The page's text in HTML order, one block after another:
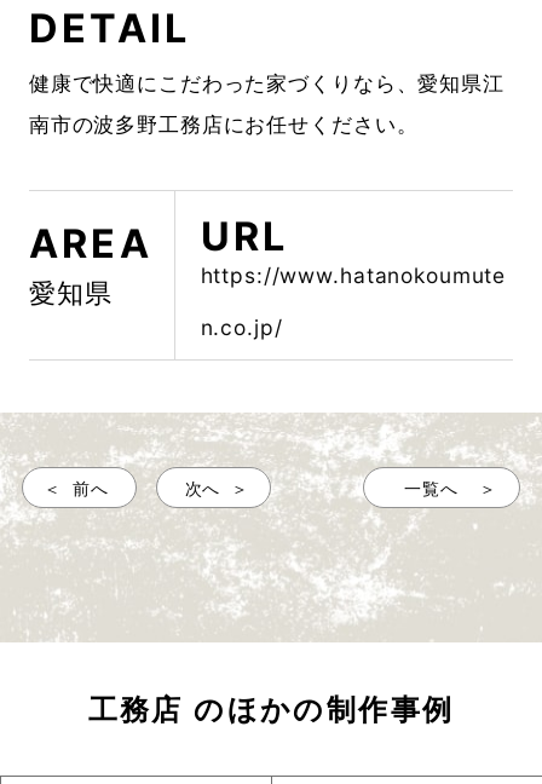
DETAIL
健康で快適にこだわった家づくりなら、愛知県江
南市の波多野工務店にお任せください。
AREA
愛知県
URL
https://www.hatanokoumute
n.co.jp/
一覧へ
前へ 次へ
工務店 のほかの制作事例